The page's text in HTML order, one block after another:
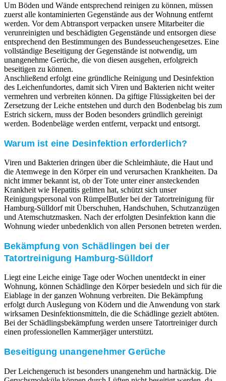
Um Böden und Wände entsprechend reinigen zu können, müssen
zuerst alle kontaminierten Gegenstände aus der Wohnung entfernt
werden. Vor dem Abtransport verpacken unsere Mitarbeiter die
verunreinigten und beschädigten Gegenstände und entsorgen diese
entsprechend den Bestimmungen des Bundesseuchengesetzes. Eine
vollständige Beseitigung der Gegenstände ist notwendig, um
unangenehme Gerüche, die von diesen ausgehen, erfolgreich
beseitigen zu können.
Anschließend erfolgt eine gründliche Reinigung und Desinfektion
des Leichenfundortes, damit sich Viren und Bakterien nicht weiter
vermehren und verbreiten können. Da giftige Flüssigkeiten bei der
Zersetzung der Leiche entstehen und durch den Bodenbelag bis zum
Estrich sickern, muss der Boden besonders gründlich gereinigt
werden. Bodenbeläge werden entfernt, verpackt und entsorgt.
Warum ist eine Desinfektion erforderlich?
Viren und Bakterien dringen über die Schleimhäute, die Haut und
die Atemwege in den Körper ein und verursachen Krankheiten. Da
nicht immer bekannt ist, ob der Tote unter einer ansteckenden
Krankheit wie Hepatitis gelitten hat, schützt sich unser
Reinigungspersonal von RümpelButler bei der Tatortreinigung für
Hamburg-Sülldorf mit Überschuhen, Handschuhen, Schutzanzügen
und Atemschutzmasken. Nach der erfolgten Desinfektion kann die
Wohnung wieder unbedenklich von allen Personen betreten werden.
Bekämpfung von Schädlingen bei der
Tatortreinigung Hamburg-Sülldorf
Liegt eine Leiche einige Tage oder Wochen unentdeckt in einer
Wohnung, können Schädlinge den Körper besiedeln und sich für die
Eiablage in der ganzen Wohnung verbreiten. Die Bekämpfung
erfolgt durch Auslegung von Ködern und die Anwendung von stark
wirksamen Desinfektionsmitteln, die die Schädlinge gezielt abtöten.
Bei der Schädlingsbekämpfung werden unsere Tatortreiniger durch
einen professionellen Kammerjäger unterstützt.
Beseitigung unangenehmer Gerüche
Der Leichengeruch ist besonders unangenehm und hartnäckig. Die